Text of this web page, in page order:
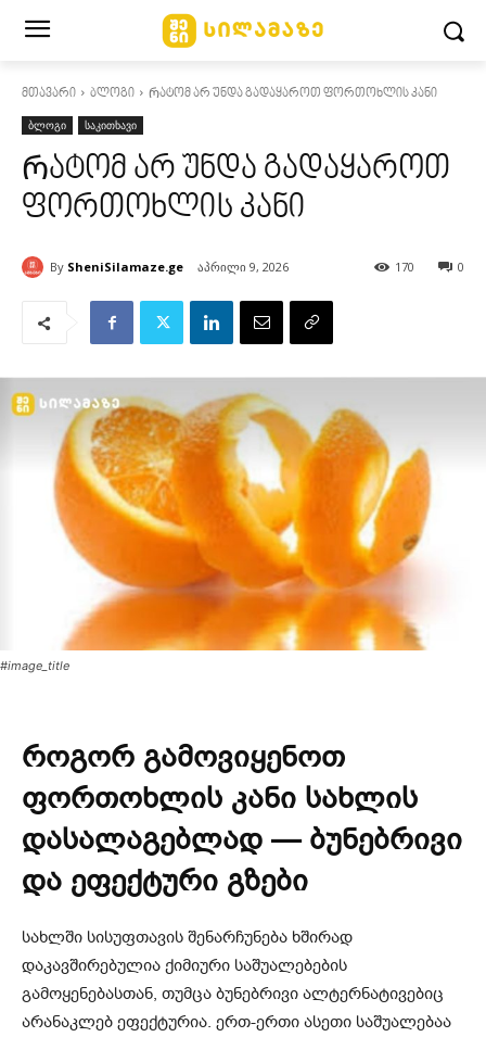
მთავარი ბლოგი Რატომ არ უნდა გადაყაროთ ფორთოხლის კანი
ბლოგი საკითხავი
Რატომ არ უნდა გადაყაროთ
ფორთოხლის კანი
By SheniSilamaze.ge აპრილი 9, 2026 0
170
#image_title
როგორ გამოვიყენოთ
ფორთოხლის კანი სახლის
დასალაგებლად — ბუნებრივი
და ეფექტური გზები
სახლში სისუფთავის შენარჩუნება ხშირად
დაკავშირებულია ქიმიური საშუალებების
გამოყენებასთან, თუმცა ბუნებრივი ალტერნატივებიც
არანაკლებ ეფექტურია. ერთ-ერთი ასეთი საშუალებაა